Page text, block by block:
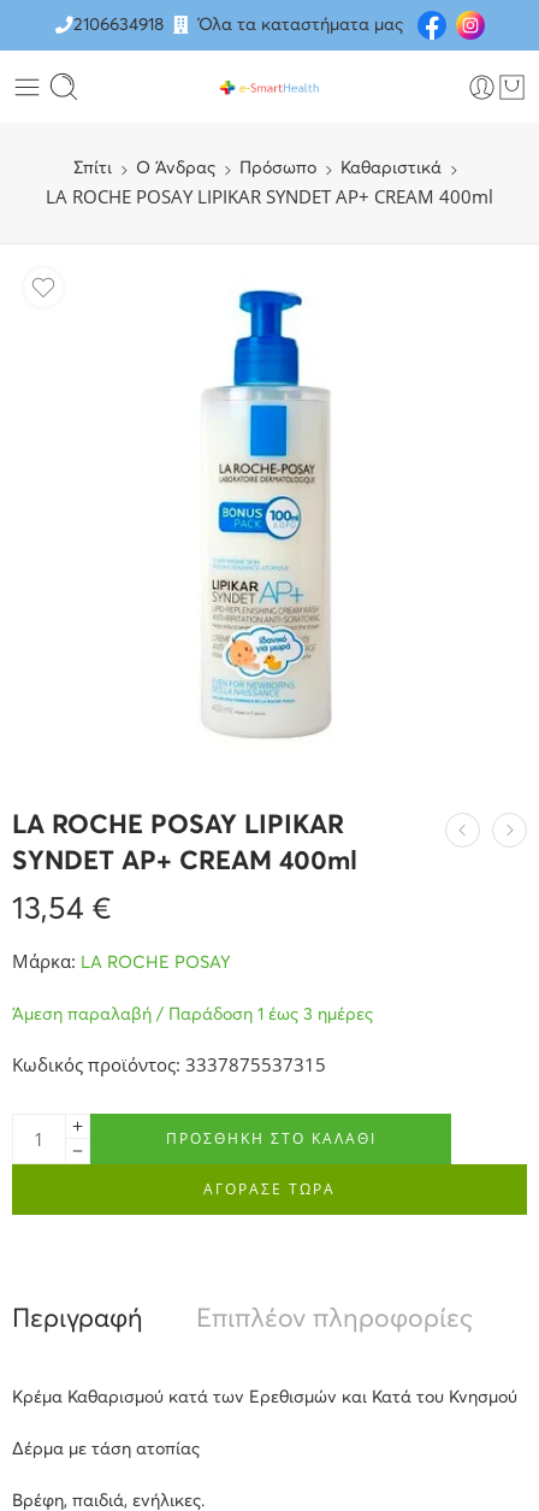
2106634918 Όλα τα καταστήματα μας
Σπίτι O Άνδρας Πρόσωπο Καθαριστικά
LA ROCHE POSAY LIPIKAR SYNDET AP+ CREAM 400ml
LA ROCHE POSAY LIPIKAR
SYNDET AP+ CREAM 400ml
13,54 €
Μάρκα: LA ROCHE POSAY
Άμεση παραλαβή / Παράδοση 1 έως 3 ημέρες
Κωδικός προϊόντος: 3337875537315
ΠΡΟΣΘΉΚΗ ΣΤΟ ΚΑΛΆΘΙ
ΑΓΟΡΑΣΕ ΤΩΡΑ
Περιγραφή Επιπλέον πληροφορίες
Κρέμα Καθαρισμού κατά των Eρεθισμών και Κατά του Κνησμού
Δέρμα με τάση ατοπίας
Βρέφη, παιδιά, ενήλικες.